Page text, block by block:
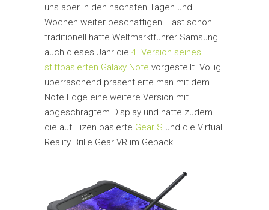
uns aber in den nächsten Tagen und
Wochen weiter beschäftigen. Fast schon
traditionell hatte Weltmarktführer Samsung
auch dieses Jahr die 4. Version seines
stiftbasierten Galaxy Note vorgestellt. Völlig
überraschend präsentierte man mit dem
Note Edge eine weitere Version mit
abgeschrägtem Display und hatte zudem
die auf Tizen basierte Gear S und die Virtual
Reality Brille Gear VR im Gepäck.